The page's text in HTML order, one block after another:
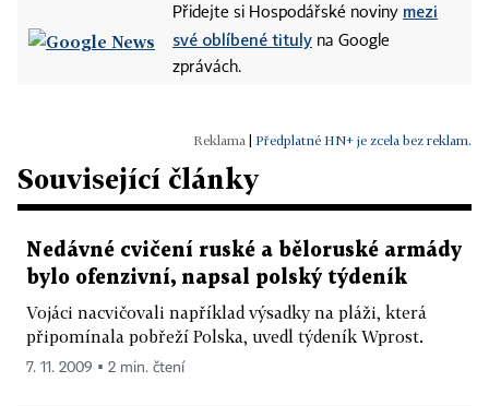
Přidejte si Hospodářské noviny mezi
své oblíbené tituly na Google
zprávách.
Předplatné HN+ je zcela bez reklam.
Související články
Nedávné cvičení ruské a běloruské armády
bylo ofenzivní, napsal polský týdeník
Vojáci nacvičovali například výsadky na pláži, která
připomínala pobřeží Polska, uvedl týdeník Wprost.
7. 11. 2009 ▪ 2 min. čtení